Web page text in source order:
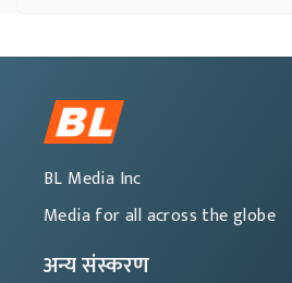
BL Media Inc
Media for all across the globe
अन्य संस्करण